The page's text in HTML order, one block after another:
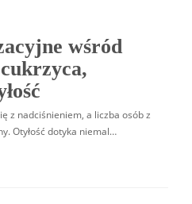
wśród
z nadciśnieniem, a liczba osób z
Otyłość dotyka niemal…